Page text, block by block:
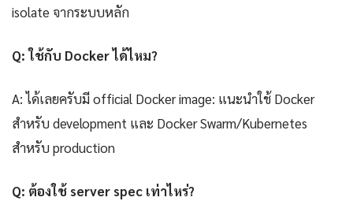
isolate จากระบบหลัก
Q: ใช้กับ Docker ได้ไหม?
A: ได้เลยครับมี official Docker image: แนะนำใช้ Docker
สำหรับ development และ Docker Swarm/Kubernetes
สำหรับ production
Q: ต้องใช้ server spec เท่าไหร่?